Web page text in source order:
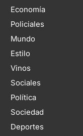
Economía
Policiales
Mundo
Estilo
Vinos
Sociales
Política
Sociedad
Deportes